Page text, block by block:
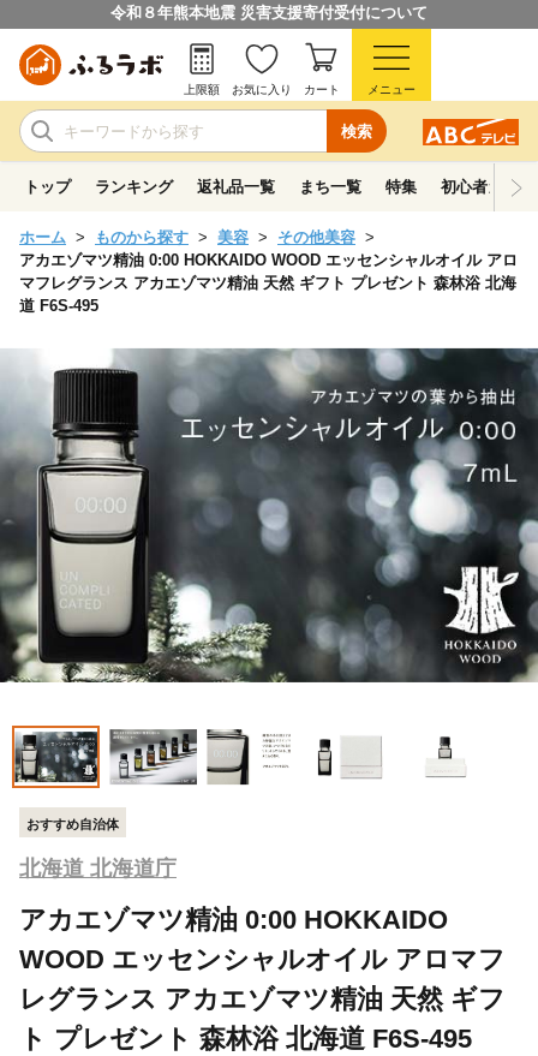
令和８年熊本地震 災害支援寄付受付について
検索
上限額 お気に入り カート メニュー
トップ ランキング 返礼品一覧 まち一覧 特集 初心者ガイド
ホーム ものから探す 美容
その他美容
アカエゾマツ精油 0:00 HOKKAIDO WOOD エッセンシャルオイル アロ
マフレグランス アカエゾマツ精油 天然 ギフト プレゼント 森林浴 北海
道 F6S-495
おすすめ自治体
北海道 北海道庁
アカエゾマツ精油 0:00 HOKKAIDO
WOOD エッセンシャルオイル アロマフ
レグランス アカエゾマツ精油 天然 ギフ
ト プレゼント 森林浴 北海道 F6S-495